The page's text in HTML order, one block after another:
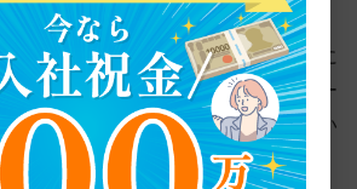
働く2つ目のメリットは『寮や、寮
実していること』です。寮には生活に
そろっていて、内装もほかのメーカー
れいです。最低限の荷物だけ持ってい
適な新生活をスタートできます。